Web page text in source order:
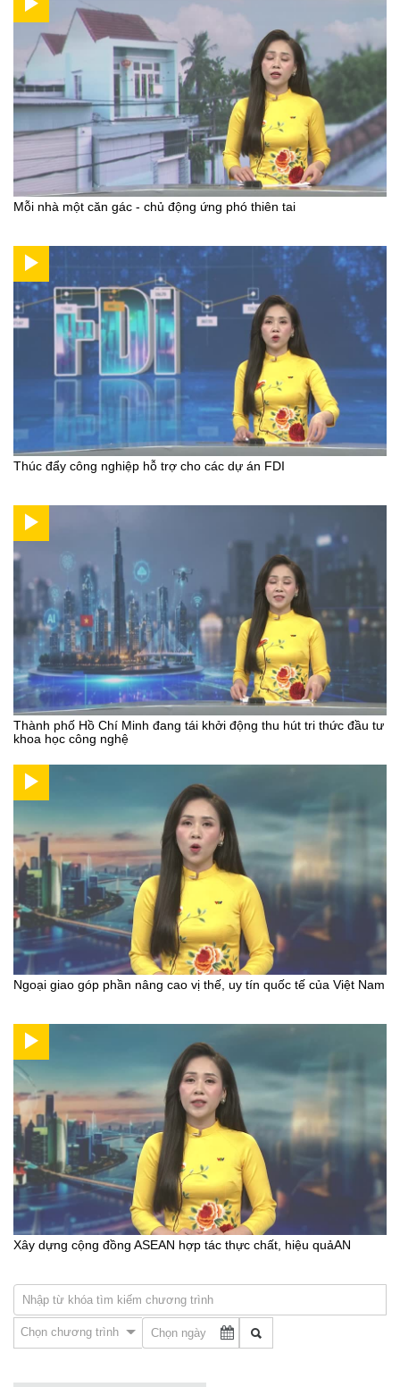
Mỗi nhà một căn gác - chủ động ứng phó thiên tai
Thúc đẩy công nghiệp hỗ trợ cho các dự án FDI
Thành phố Hồ Chí Minh đang tái khởi động thu hút tri thức đầu tư
khoa học công nghệ
Ngoại giao góp phần nâng cao vị thế, uy tín quốc tế của Việt Nam
Xây dựng cộng đồng ASEAN hợp tác thực chất, hiệu quảAN
Chọn chương trình